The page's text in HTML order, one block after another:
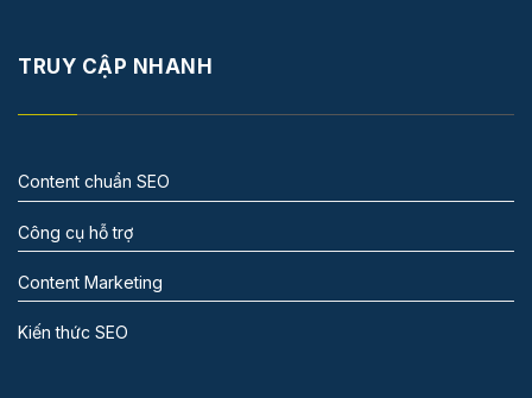
TRUY CẬP NHANH
Content chuẩn SEO
Công cụ hỗ trợ
Content Marketing
Kiến thức SEO